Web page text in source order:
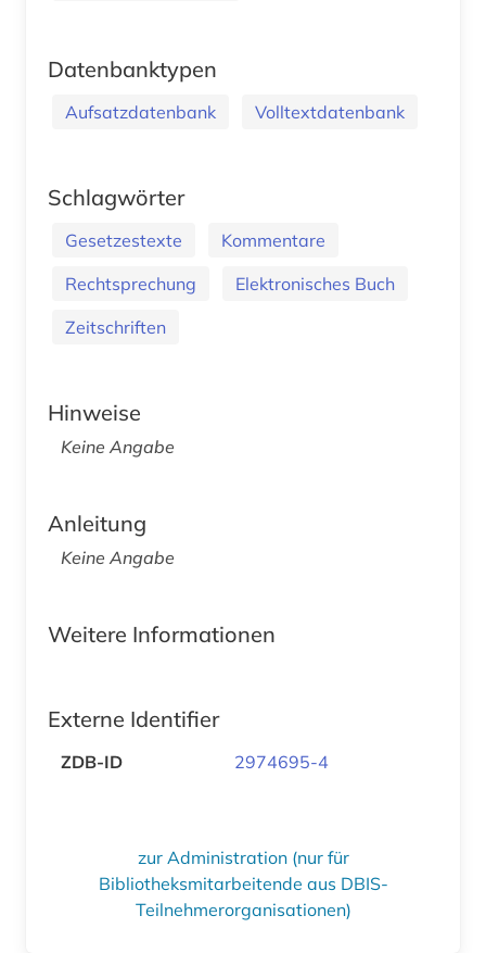
Datenbanktypen
Aufsatzdatenbank Volltextdatenbank
Schlagwörter
Gesetzestexte
Kommentare
Rechtsprechung
Elektronisches Buch
Zeitschriften
Hinweise
Keine Angabe
Anleitung
Keine Angabe
Weitere Informationen
Externe Identifier
ZDB-ID 2974695-4
zur Administration (nur für
Bibliotheksmitarbeitende aus DBIS-
Teilnehmerorganisationen)